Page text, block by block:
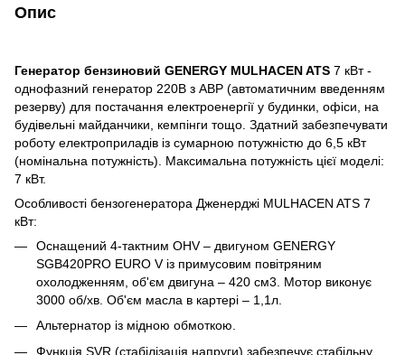
Опис
Генератор бензиновий GENERGY MULHACEN ATS 7 кВт -
однофазний генератор 220В з АВР (автоматичним введенням
резерву) для постачання електроенергії у будинки, офіси, на
будівельні майданчики, кемпінги тощо. Здатний забезпечувати
роботу електроприладів із сумарною потужністю до 6,5 кВт
(номінальна потужність). Максимальна потужність цієї моделі:
7 кВт.
Особливості бензогенератора Дженерджі MULHACEN ATS 7
кВт:
Оснащений 4-тактним OHV – двигуном GENERGY
SGB420PRO EURO V із примусовим повітряним
охолодженням, об'єм двигуна – 420 см3. Мотор виконує
3000 об/хв. Об'єм масла в картері – 1,1л.
Альтернатор із мідною обмоткою.
Функція SVR (стабілізація напруги) забезпечує стабільну